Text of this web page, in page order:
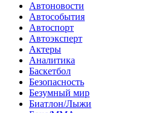
Автоновости
Автособытия
Автоспорт
Автоэксперт
Актеры
Аналитика
Баскетбол
Безопасность
Безумный мир
Биатлон/Лыжи